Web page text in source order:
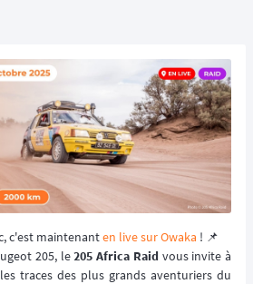
c'est maintenanten live sur Owaka ! 📌
205, le205 Africa Raid vous invite à
traces des plus grands aventuriers du